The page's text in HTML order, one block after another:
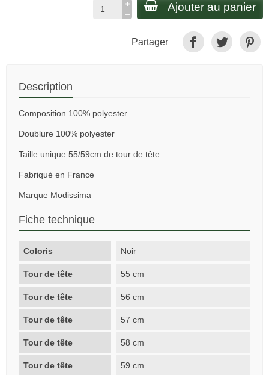
Ajouter au panier
Partager
Description
Composition 100% polyester
Doublure 100% polyester
Taille unique 55/59cm de tour de tête
Fabriqué en France
Marque Modissima
Fiche technique
Coloris Noir
Tour de tête 55 cm
Tour de tête 56 cm
Tour de tête 57 cm
Tour de tête 58 cm
Tour de tête 59 cm